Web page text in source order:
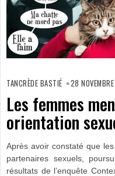
TANCRÈDE BASTIÉ 28
Les femmes
orientation
Après avoir constaté que
partenaires sexuels,
résultats de l’enquête